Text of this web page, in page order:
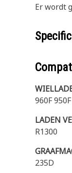
Er wordt
960F
LADEN
R1300
235D